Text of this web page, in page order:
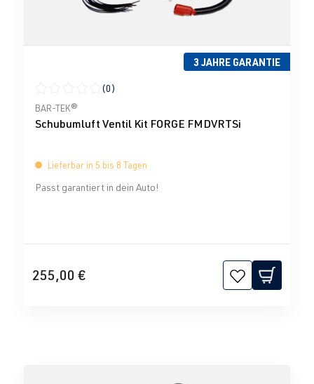
3 JAHRE GARANTIE
Durchschnittliche Bewertung von 0 von 5 Sternen
(0)
BAR-TEK®
Schubumluft Ventil Kit FORGE FMDVRTSi
Lieferbar in 5 bis 8 Tagen
Passt garantiert in dein Auto!
255,00 €